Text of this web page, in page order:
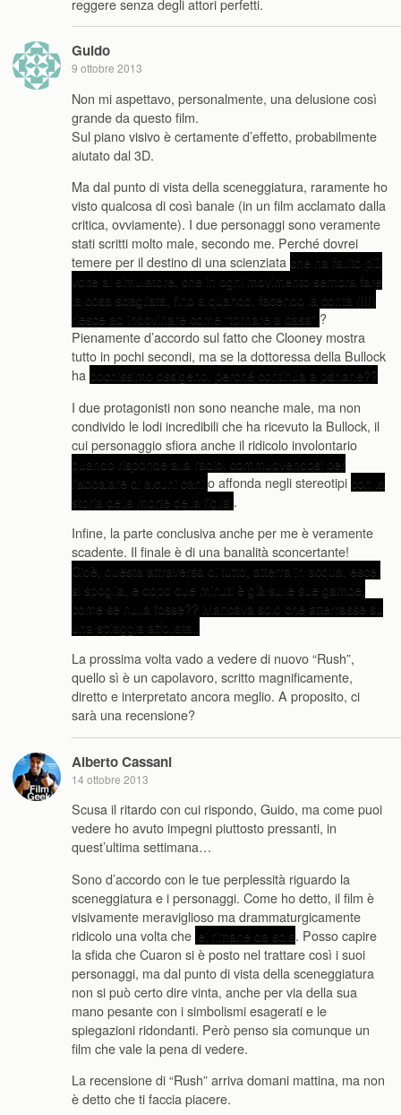
reggere senza degli attori perfetti.
Guido
9 ottobre 2013
Non mi aspettavo, personalmente, una delusione così
grande da questo film.
Sul piano visivo è certamente d’effetto, probabilmente
aiutato dal 3D.
Ma dal punto di vista della sceneggiatura, raramente ho
visto qualcosa di così banale (in un film acclamato dalla
critica, ovviamente). I due personaggi sono veramente
stati scritti molto male, secondo me. Perché dovrei
temere per il destino di una scienziata che ha fallito più
volte al simulatore, che in ogni movimento sembra fare
la cosa sbagliata, fino a quando, facendo la conta (!!!)
riesce ad indovinare come “tornare a casa” ?
Pienamente d’accordo sul fatto che Clooney mostra
tutto in pochi secondi, ma se la dottoressa della Bullock
ha pochissimo ossigeno, perché continua a parlarle??
I due protagonisti non sono neanche male, ma non
condivido le lodi incredibili che ha ricevuto la Bullock, il
cui personaggio sfiora anche il ridicolo involontario
quando risponde alla radio, commuovendosi per
l’abbaiare di alcuni cani o affonda negli stereotipi con la
storia della morte della figlia .
Infine, la parte conclusiva anche per me è veramente
scadente. Il finale è di una banalità sconcertante!
Cioè, questa attraversa di tutto, atterra in acqua, esce,
si spoglia, e dopo due minuti è già sulle sue gambe,
come se nulla fosse?? Mancava solo che atterrasse su
una spiaggia affollata..
La prossima volta vado a vedere di nuovo “Rush”,
quello sì è un capolavoro, scritto magnificamente,
diretto e interpretato ancora meglio. A proposito, ci
sarà una recensione?
Alberto Cassani
14 ottobre 2013
Scusa il ritardo con cui rispondo, Guido, ma come puoi
vedere ho avuto impegni piuttosto pressanti, in
quest’ultima settimana…
Sono d’accordo con le tue perplessità riguardo la
sceneggiatura e i personaggi. Come ho detto, il film è
visivamente meraviglioso ma drammaturgicamente
ridicolo una volta che lei rimane da sola. Posso capire
la sfida che Cuaron si è posto nel trattare così i suoi
personaggi, ma dal punto di vista della sceneggiatura
non si può certo dire vinta, anche per via della sua
mano pesante con i simbolismi esagerati e le
spiegazioni ridondanti. Però penso sia comunque un
film che vale la pena di vedere.
La recensione di “Rush” arriva domani mattina, ma non
è detto che ti faccia piacere.